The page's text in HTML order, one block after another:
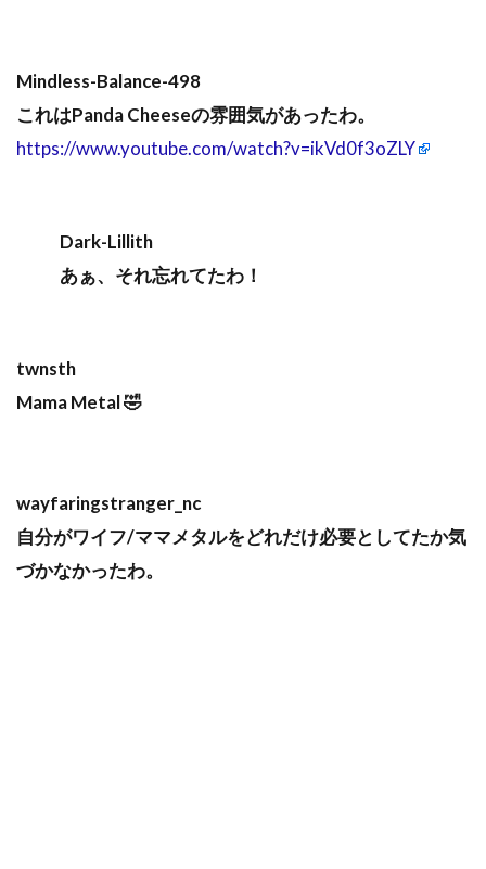
Mindless-Balance-498
これはPanda Cheeseの雰囲気があったわ。
https://www.youtube.com/watch?v=ikVd0f3oZLY
Dark-Lillith
あぁ、それ忘れてたわ！
twnsth
Mama Metal 🤣
wayfaringstranger_nc
自分がワイフ/ママメタルをどれだけ必要としてたか気
づかなかったわ。